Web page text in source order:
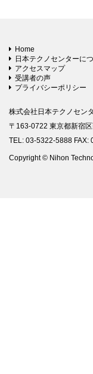
Home
日本テクノセンターに
アクセスマップ
受講者の声
プライバシーポリシー
株式会社日本テクノセン
〒163-0722 東京都新宿
TEL: 03-5322-5888 FAX:
Copyright © Nihon